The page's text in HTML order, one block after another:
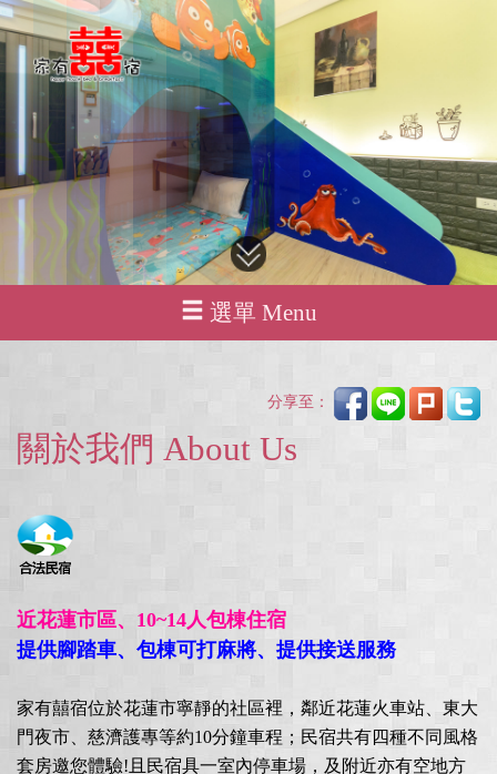
選單 Menu
分享至：
關於我們 About Us
近花蓮市區、10~14人包棟住宿
提供腳踏車、包棟可打麻將、提供接送服務
家有囍宿位於花蓮市寧靜的社區裡，鄰近花蓮火車站、東大
門夜市、慈濟護專等約10分鐘車程；民宿共有四種不同風格
套房邀您體驗!且民宿具一室內停車場，及附近亦有空地方